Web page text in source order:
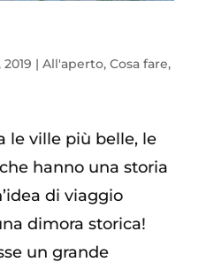
2019 | All'aperto, Cosa fare,
le ville più belle, le
hanno una storia
di viaggio
dimora storica!
un grande